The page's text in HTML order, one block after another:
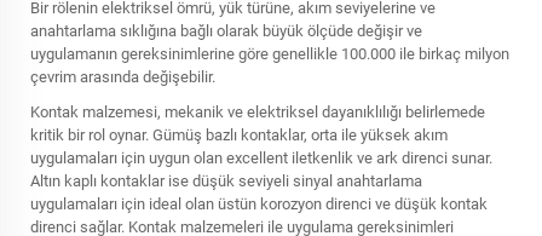
Bir rölenin elektriksel ömrü, yük türüne, akım seviyelerine ve
anahtarlama sıklığına bağlı olarak büyük ölçüde değişir ve
uygulamanın gereksinimlerine göre genellikle 100.000 ile birkaç milyon
çevrim arasında değişebilir.
Kontak malzemesi, mekanik ve elektriksel dayanıklılığı belirlemede
kritik bir rol oynar. Gümüş bazlı kontaklar, orta ile yüksek akım
uygulamaları için uygun olan excellent iletkenlik ve ark direnci sunar.
Altın kaplı kontaklar ise düşük seviyeli sinyal anahtarlama
uygulamaları için ideal olan üstün korozyon direnci ve düşük kontak
direnci sağlar. Kontak malzemeleri ile uygulama gereksinimleri